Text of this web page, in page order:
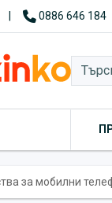
0886 646 184
за мобилни